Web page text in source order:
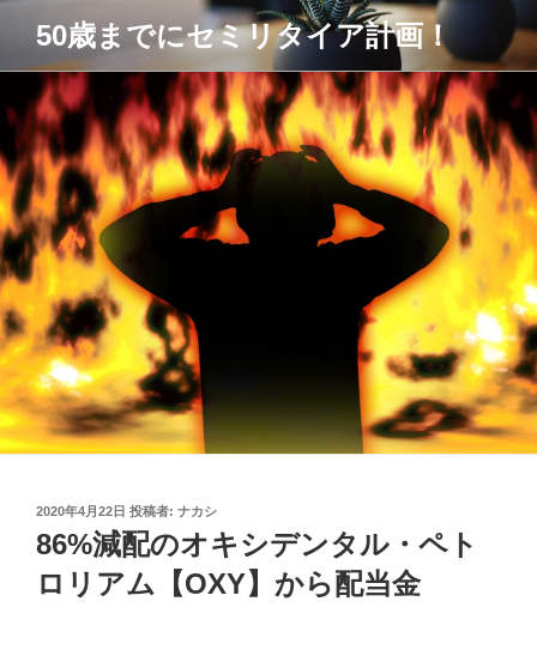
テ
ツ
へ
ス
キ
ッ
プ
50歳までにセミリタイア計画！
投
稿
日:
2020年4月22日 投稿者: ナカシ
86%減配のオキシデンタル・ペト
ロリアム【OXY】から配当金